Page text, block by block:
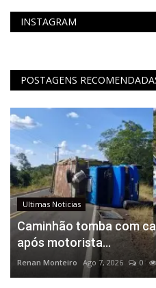
INSTAGRAM
POSTAGENS
Ultimas Noticias
Caminhão tomba com
após motorista...
Renan Monteiro Ago 7, 2026 0